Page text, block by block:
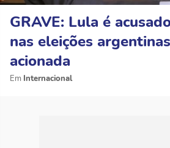
GRAVE: Lula é
nas eleições
acionada
Internacional